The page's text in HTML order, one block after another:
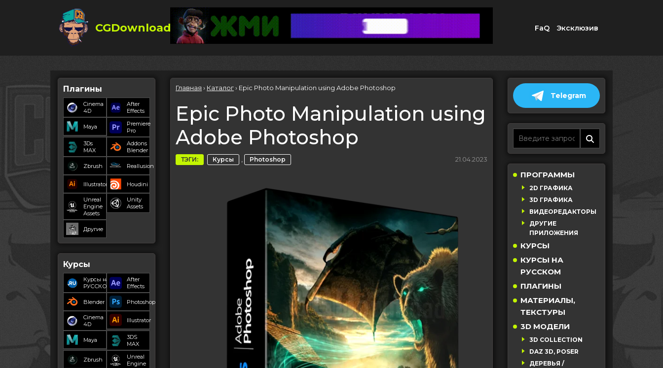
CGDownload FaQ Эксклюзив
Плагины
Cinema
4D
After
Effects
Maya
Premiere
Pro
3Ds
MAX
Addons
Blender
Zbrush Reallusion
Illustrator Houdini
Unreal
Engine
Assets
Unity
Assets
Другие
Курсы
Курсы на
РУССКОМ
After
Effects
Blender Photoshop
Cinema
4D
Illustrator
Maya
3DS
MAX
Zbrush
Unreal
Engine
Главная › Каталог› Epic Photo Manipulation using Adobe Photoshop
Epic Photo Manipulation using
Adobe Photoshop
ТЭГИ: Курсы , Photoshop 21.04.2023
Telegram
ПРОГРАММЫ
2D ГРАФИКА
3D ГРАФИКА
ВИДЕОРЕДАКТОРЫ
ДРУГИЕ
ПРИЛОЖЕНИЯ
КУРСЫ
КУРСЫ НА
РУССКОМ
ПЛАГИНЫ
МАТЕРИАЛЫ,
ТЕКСТУРЫ
3D МОДЕЛИ
3D COLLECTION
DAZ 3D, POSER
ДЕРЕВЬЯ /